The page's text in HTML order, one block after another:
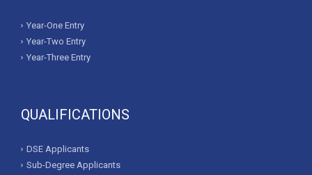
Year-One Entry
Year-Two Entry
Year-Three Entry
QUALIFICATIONS
DSE Applicants
Sub-Degree Applicants